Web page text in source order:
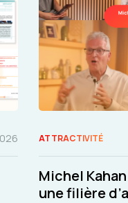
ATTRACTIVITÉ
Michel
une filière